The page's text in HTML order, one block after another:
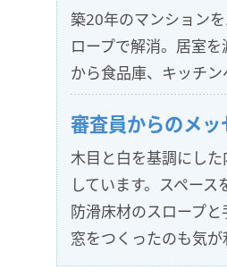
築20年のマンション
ロープで解消。居室
から食品庫、キッチ
審査員からのメッ
木目と白を基調にし
しています。スペー
防滑床材のスロープ
窓をつくったのも気